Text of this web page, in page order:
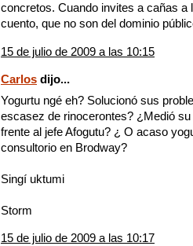
concretos. Cuando invites a cañas a
cuento, que no son del dominio
15 de julio de 2009 a las 10:15
Carlos dijo...
Yogurtu ngé eh? Solucionó sus
escasez de rinocerontes? ¿Medió
frente al jefe Afogutu? ¿ O acaso
consultorio en Brodway?
Singí uktumi
Storm
15 de julio de 2009 a las 10:17